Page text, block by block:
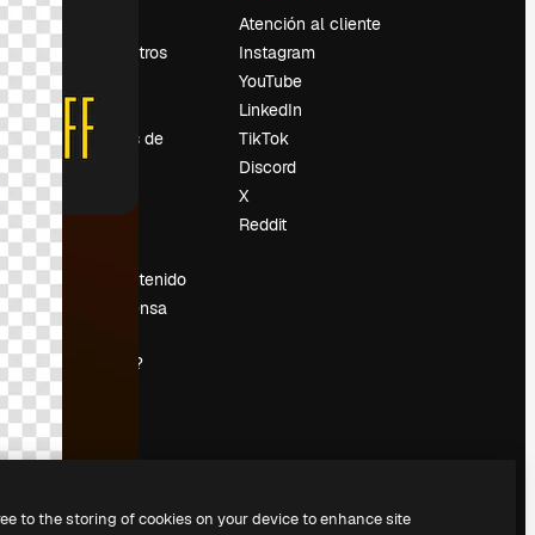
Precios
Sobre nosotros
Reviews
Empleo
Tendencias de
búsqueda
Blog
Eventos
Vender contenido
Sala de prensa
¿Buscas
magnific.ai?
Atención al cliente
Instagram
YouTube
LinkedIn
TikTok
Discord
X
Reddit
to the storing of cookies on your device to enhance site